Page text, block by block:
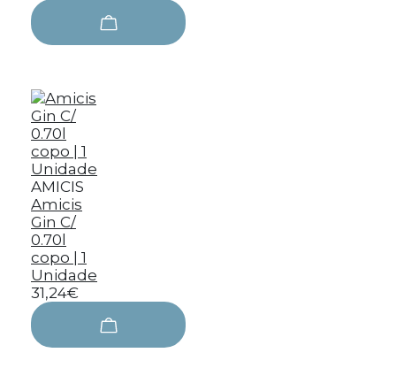
AMICIS
Amicis
Gin C/
0.70l
copo | 1
Unidade
31,24€